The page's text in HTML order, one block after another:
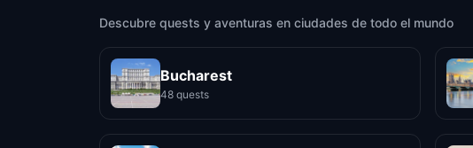
Descubre quests y aventuras en ciudades de todo el mundo
Bucharest
48 quests